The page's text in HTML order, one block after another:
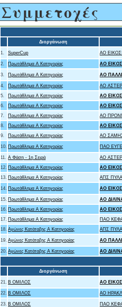
Συμμετοχές
Διοργάνωση
1. SuperCup ΑΟ
2. Πρωτάθλημα Α Κατηγορίας ΑΟ
3. Πρωτάθλημα Α Κατηγορίας ΑΟ
4. Πρωτάθλημα Α Κατηγορίας
ΑΟ
5.
Πρωτάθλημα Α Κατηγορίας
ΑΟ
6.
Πρωτάθλημα Α Κατηγορίας
ΑΟ
7.
Πρωτάθλημα Α Κατηγορίας
ΑΟ
8.
Πρωτάθλημα Α Κατηγορίας
ΑΟ
9.
Πρωτάθλημα Α Κατηγορίας ΑΟ
10. Πρωτάθλημα Α Κατηγορίας ΠΑΟ
11. Α Φάση - 1η Σειρά
ΑΟ
12. Πρωτάθλημα Α Κατηγορίας
ΑΟ
13. Πρωτάθλημα Α Κατηγορίας ΑΠΣ
14. Πρωτάθλημα Α Κατηγορίας ΑΟ
15. Πρωτάθλημα Α Κατηγορίας
ΑΟ
16. Πρωτάθλημα Α Κατηγορίας
ΑΟ
17. Πρωτάθλημα Α Κατηγορίας
ΠΑΟ
18. Αγώνες Κατάταξης Α Κατηγορίας ΑΠΣ
19. Αγώνες Κατάταξης Α Κατηγορίας ΑΟ
20. Αγώνες Κατάταξης Α Κατηγορίας ΑΟ
Διοργάνωση
21. Β ΟΜΙΛΟΣ ΑΟ
22. Β ΟΜΙΛΟΣ ΑΟ
23. Β ΟΜΙΛΟΣ ΠΑΟ